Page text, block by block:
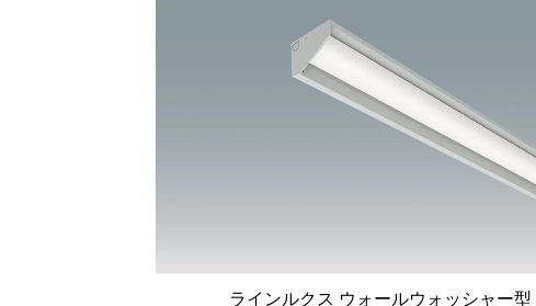
ラインルクス ウォールウォッシャー